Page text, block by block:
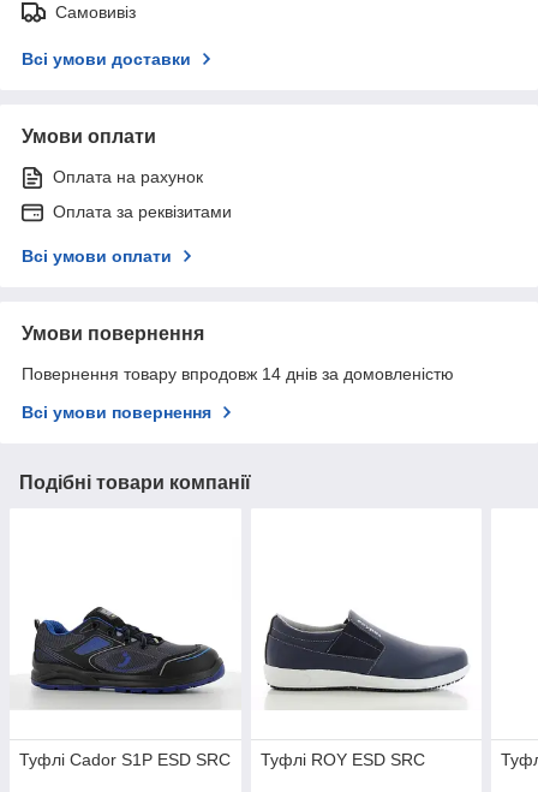
Самовивіз
Всі умови доставки
Умови оплати
Оплата на рахунок
Оплата за реквізитами
Всі умови оплати
Умови повернення
Повернення товару впродовж 14 днів за домовленістю
Всі умови повернення
Подібні товари компанії
Туфлі Cador S1P ESD SRC Туфлі ROY ESD SRC